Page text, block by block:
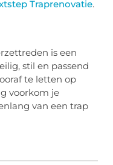
Traprenovatie.
is een
stil en passend
te letten op
voorkom je
van een trap